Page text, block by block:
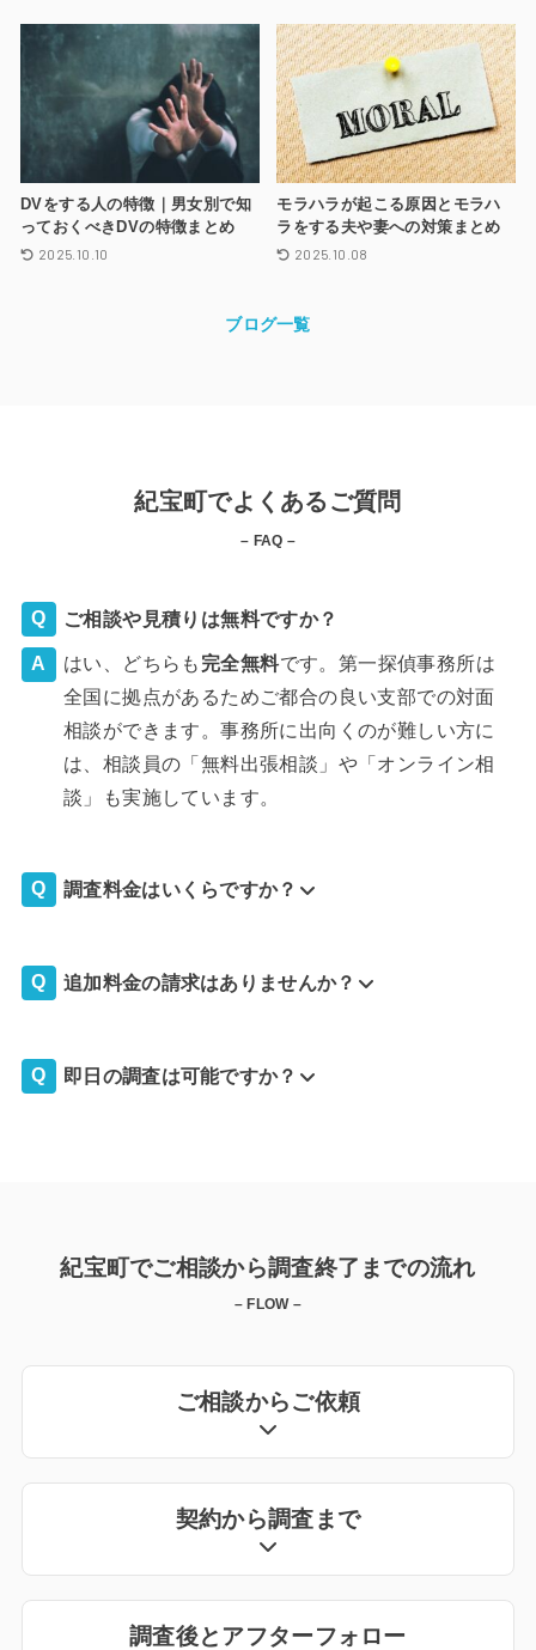
DVをする人の特徴｜男女別で知
っておくべきDVの特徴まとめ
2025.10.10
モラハラが起こる原因とモラハ
ラをする夫や妻への対策まとめ
2025.10.08
ブログ一覧
紀宝町でよくあるご質問
– FAQ –
ご相談や見積りは無料ですか？
はい、どちらも 完全無料です。第一探偵事務所は
全国に拠点があるためご都合の良い支部での対面
相談ができます。事務所に出向くのが難しい方に
は、相談員の「無料出張相談」や「オンライン相
談」も実施しています。
調査料金はいくらですか？
追加料金の請求はありませんか？
即日の調査は可能ですか？
紀宝町でご相談から調査終了までの流れ
– FLOW –
ご相談からご依頼
契約から調査まで
調査後とアフターフォロー